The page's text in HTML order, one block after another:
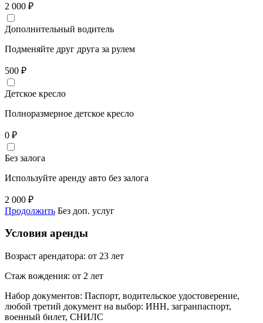
2 000 ₽
Дополнительный водитель
Подменяйте друг друга за рулем
500 ₽
Детское кресло
Полноразмерное детское кресло
0 ₽
Без залога
Используйте аренду авто без залога
2 000 ₽
Продолжить Без доп. услуг
Условия аренды
Возраст арендатора: от 23 лет
Стаж вождения: от 2 лет
Набор документов: Паспорт, водительское удостоверение,
любой третий документ на выбор: ИНН, загранпаспорт,
военный билет, СНИЛС